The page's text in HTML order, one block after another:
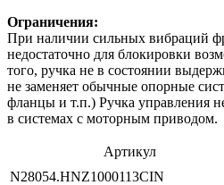
Ограничения:
При наличии сильных вибраций
недостаточно для блокировки
того, ручка не в состоянии
не заменяет обычные опорные
фланцы и т.п.) Ручка управления
в системах с моторным приводом.
Артикул
N28054.HNZ1000113CIN